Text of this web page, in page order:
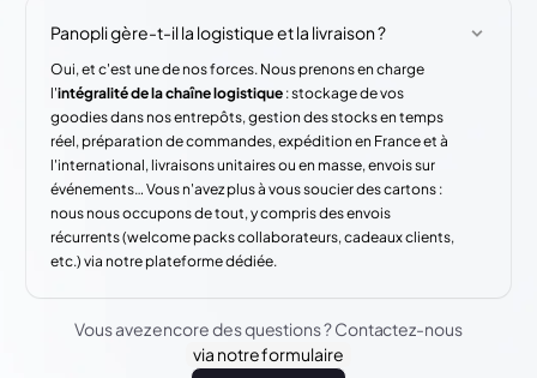
Panopli gère-t-il la logistique et la livraison ?
Oui, et c'est une de nos forces. Nous prenons en charge
l'intégralité de la chaîne logistique : stockage de vos
goodies dans nos entrepôts, gestion des stocks en temps
réel, préparation de commandes, expédition en France et à
l'international, livraisons unitaires ou en masse, envois sur
événements… Vous n'avez plus à vous soucier des cartons :
nous nous occupons de tout, y compris des envois
récurrents (welcome packs collaborateurs, cadeaux clients,
etc.) via notre plateforme dédiée.
Vous avez encore des questions ? Contactez-nous
via notre formulaire